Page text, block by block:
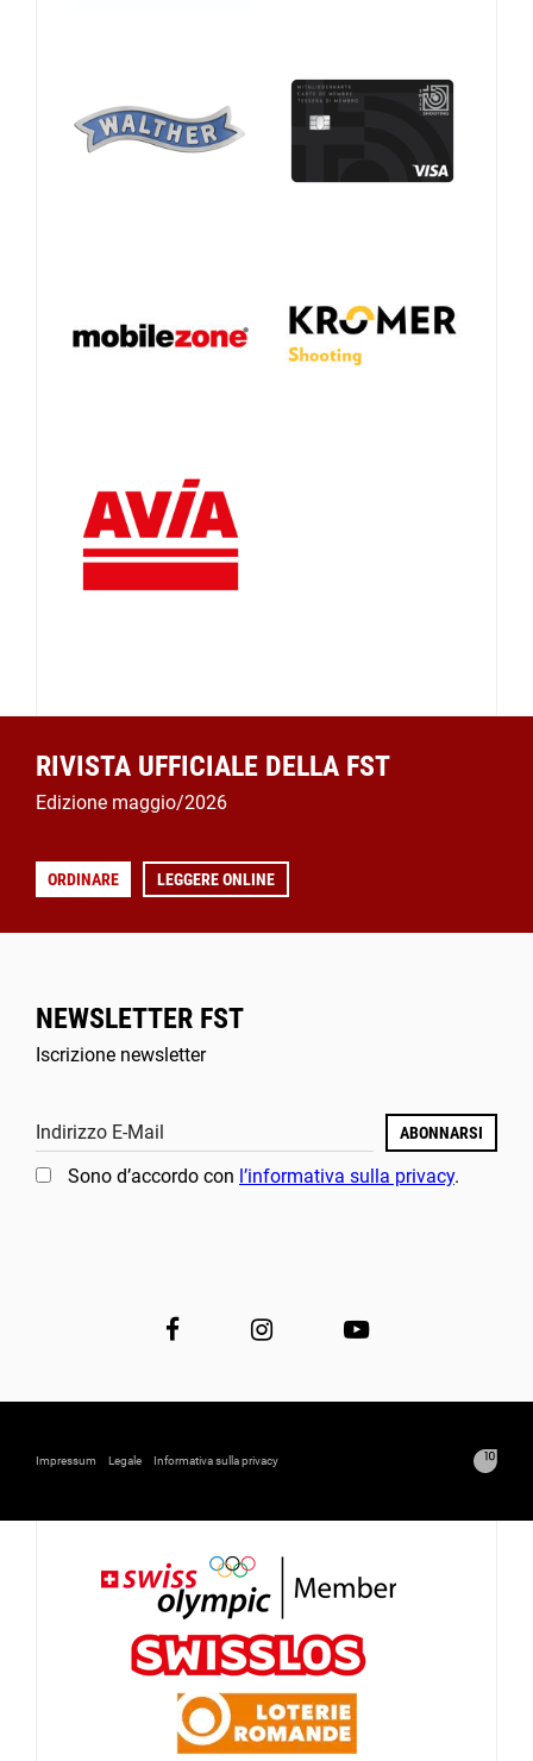
RIVISTA UFFICIALE DELLA FST
Edizione maggio/2026
ORDINARE LEGGERE ONLINE
NEWSLETTER FST
Iscrizione newsletter
Indirizzo E-Mail ABONNARSI
Sono d’accordo con l’informativa sulla privacy.
Impressum Legale Informativa sulla privacy